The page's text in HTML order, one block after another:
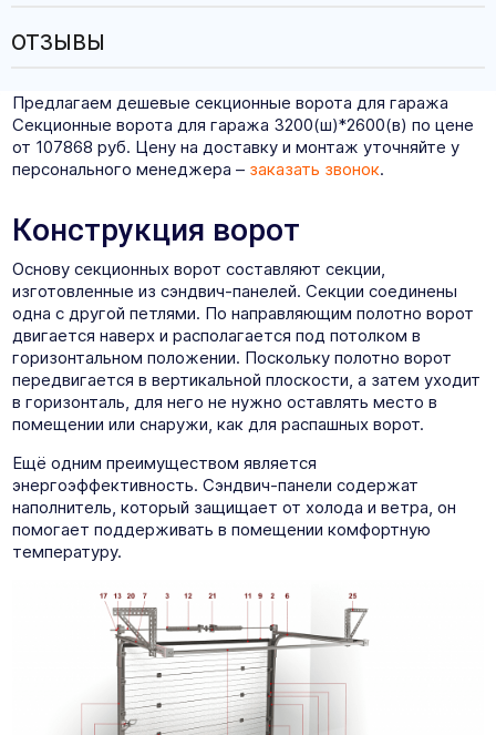
ОТЗЫВЫ
Предлагаем дешевые секционные ворота для гаража
Секционные ворота для гаража 3200(ш)*2600(в) по цене
от 107868 руб. Цену на доставку и монтаж уточняйте у
персонального менеджера – заказать звонок.
Конструкция ворот
Основу секционных ворот составляют секции,
изготовленные из сэндвич-панелей. Секции соединены
одна с другой петлями. По направляющим полотно ворот
двигается наверх и располагается под потолком в
горизонтальном положении. Поскольку полотно ворот
передвигается в вертикальной плоскости, а затем уходит
в горизонталь, для него не нужно оставлять место в
помещении или снаружи, как для распашных ворот.
Ещё одним преимуществом является
энергоэффективность. Сэндвич-панели содержат
наполнитель, который защищает от холода и ветра, он
помогает поддерживать в помещении комфортную
температуру.